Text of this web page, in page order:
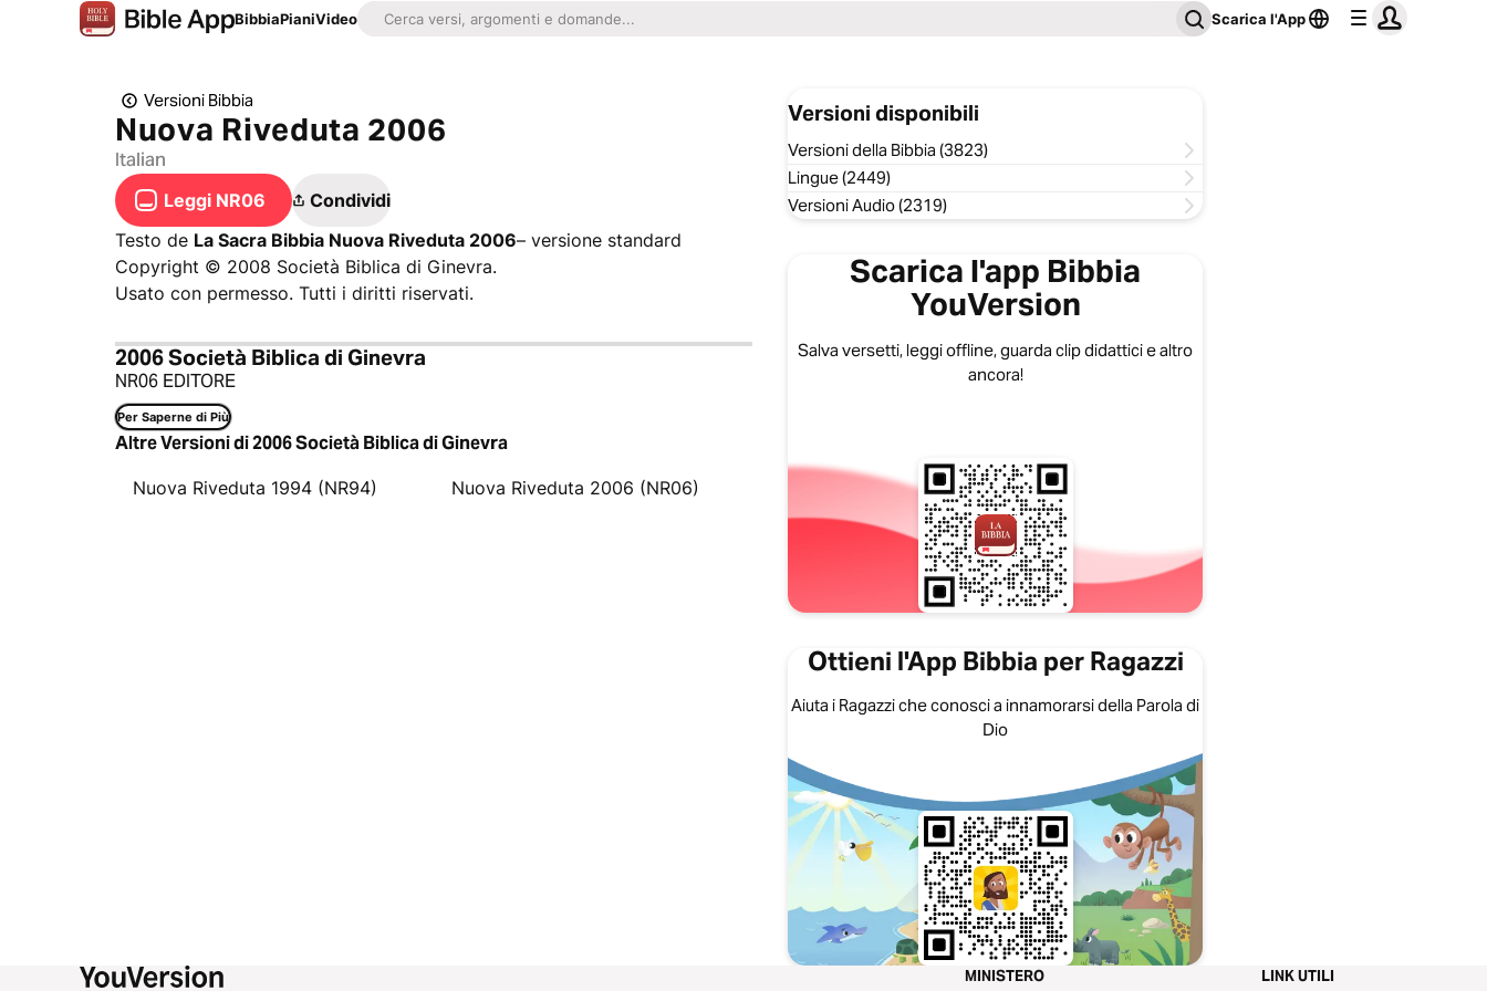
BibbiaPianiVideo Scarica l'App
Versioni Bibbia
Nuova Riveduta 2006
Italian
Leggi NR06
Condividi
Testo de La Sacra Bibbia Nuova Riveduta 2006– versione standard
Copyright © 2008 Società Biblica di Ginevra.
Usato con permesso. Tutti i diritti riservati.
2006 Società Biblica di Ginevra
NR06 EDITORE
Per Saperne di Più
Altre Versioni di 2006 Società Biblica di Ginevra
Nuova Riveduta 1994 (NR94) Nuova Riveduta 2006 (NR06)
Versioni disponibili
Versioni della Bibbia (3823)
Lingue (2449)
Versioni Audio (2319)
Scarica l'app Bibbia
YouVersion
Salva versetti, leggi offline, guarda clip didattici e altro
ancora!
Ottieni l'App Bibbia per Ragazzi
Aiuta i Ragazzi che conosci a innamorarsi della Parola di
Dio
MINISTERO LINK UTILI